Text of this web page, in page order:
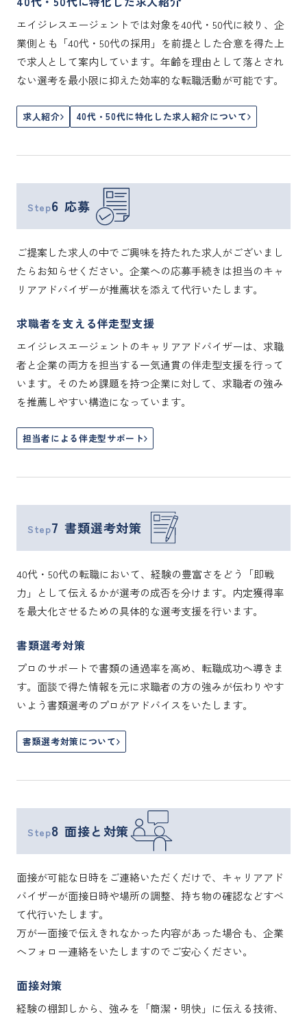
エイジレスエージェントでは対象を40代・50代に絞り、企
業側とも「40代・50代の採用」を前提とした合意を得た上
で求人として案内しています。年齢を理由として落とされ
ない選考を最小限に抑えた効率的な転職活動が可能です。
求人紹介 40代・50代に特化した求人紹介について
Step6 応募
ご提案した求人の中でご興味を持たれた求人がございまし
たらお知らせください。企業への応募手続きは担当のキャ
リアアドバイザーが推薦状を添えて代行いたします。
求職者を支える伴走型支援
エイジレスエージェントのキャリアアドバイザーは、求職
者と企業の両方を担当する一気通貫の伴走型支援を行って
います。そのため課題を持つ企業に対して、求職者の強み
を推薦しやすい構造になっています。
担当者による伴走型サポート
Step7 書類選考対策
40代・50代の転職において、経験の豊富さをどう「即戦
力」として伝えるかが選考の成否を分けます。内定獲得率
を最大化させるための具体的な選考支援を行います。
書類選考対策
プロのサポートで書類の通過率を高め、転職成功へ導きま
す。面談で得た情報を元に求職者の方の強みが伝わりやす
いよう書類選考のプロがアドバイスをいたします。
書類選考対策について
Step8 面接と対策
面接が可能な日時をご連絡いただくだけで、キャリアアド
バイザーが面接日時や場所の調整、持ち物の確認などすべ
て代行いたします。
万が一面接で伝えきれなかった内容があった場合も、企業
へフォロー連絡をいたしますのでご安心ください。
面接対策
経験の棚卸しから、強みを「簡潔・明快」に伝える技術、